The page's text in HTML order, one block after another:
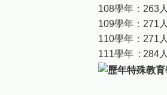
108學年：263人
109學年：271人
110學年：271人
111學年 : 284人